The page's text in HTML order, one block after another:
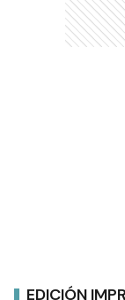
EDICIÓN